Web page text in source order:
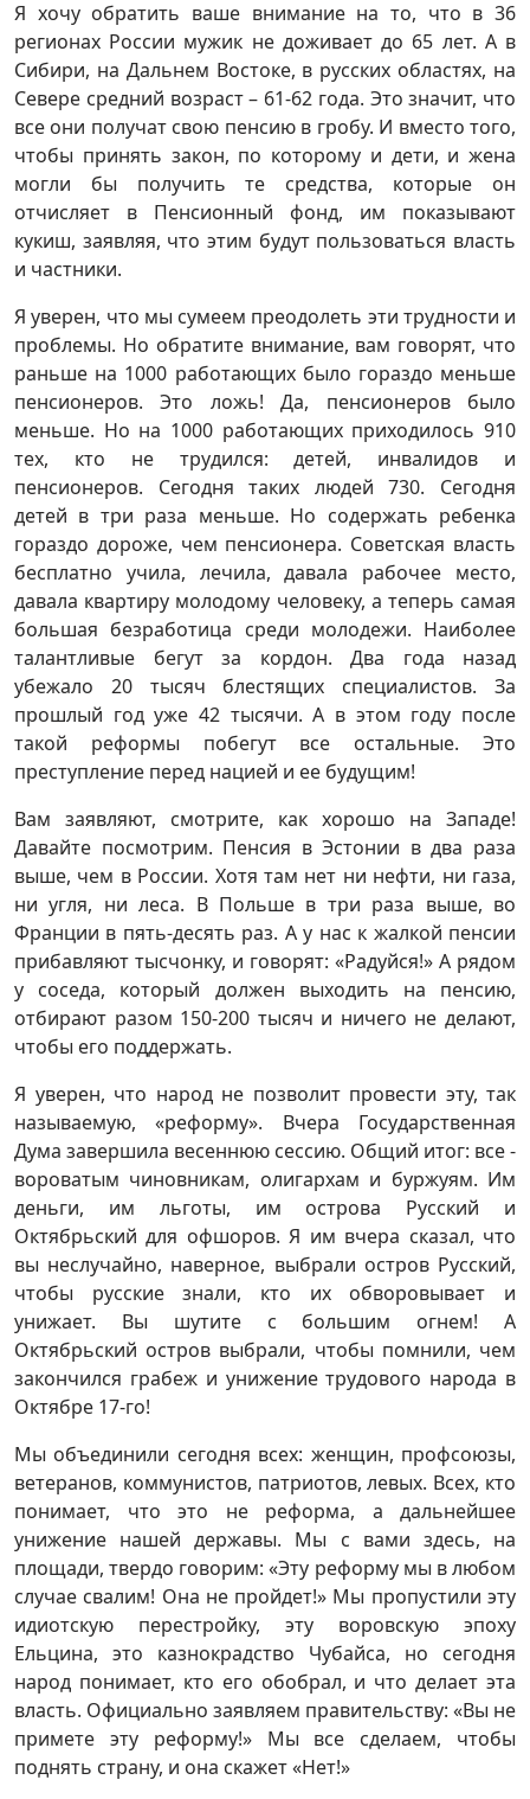
Я хочу обратить ваше внимание на то, что в 36
регионах России мужик не доживает до 65 лет. А в
Сибири, на Дальнем Востоке, в русских областях, на
Севере средний возраст – 61-62 года. Это значит, что
все они получат свою пенсию в гробу. И вместо того,
чтобы принять закон, по которому и дети, и жена
могли бы получить те средства, которые он
отчисляет в Пенсионный фонд, им показывают
кукиш, заявляя, что этим будут пользоваться власть
и частники.
Я уверен, что мы сумеем преодолеть эти трудности и
проблемы. Но обратите внимание, вам говорят, что
раньше на 1000 работающих было гораздо меньше
пенсионеров. Это ложь! Да, пенсионеров было
меньше. Но на 1000 работающих приходилось 910
тех, кто не трудился: детей, инвалидов и
пенсионеров. Сегодня таких людей 730. Сегодня
детей в три раза меньше. Но содержать ребенка
гораздо дороже, чем пенсионера. Советская власть
бесплатно учила, лечила, давала рабочее место,
давала квартиру молодому человеку, а теперь самая
большая безработица среди молодежи. Наиболее
талантливые бегут за кордон. Два года назад
убежало 20 тысяч блестящих специалистов. За
прошлый год уже 42 тысячи. А в этом году после
такой реформы побегут все остальные. Это
преступление перед нацией и ее будущим!
Вам заявляют, смотрите, как хорошо на Западе!
Давайте посмотрим. Пенсия в Эстонии в два раза
выше, чем в России. Хотя там нет ни нефти, ни газа,
ни угля, ни леса. В Польше в три раза выше, во
Франции в пять-десять раз. А у нас к жалкой пенсии
прибавляют тысчонку, и говорят: «Радуйся!» А рядом
у соседа, который должен выходить на пенсию,
отбирают разом 150-200 тысяч и ничего не делают,
чтобы его поддержать.
Я уверен, что народ не позволит провести эту, так
называемую, «реформу». Вчера Государственная
Дума завершила весеннюю сессию. Общий итог: все -
вороватым чиновникам, олигархам и буржуям. Им
деньги, им льготы, им острова Русский и
Октябрьский для офшоров. Я им вчера сказал, что
вы неслучайно, наверное, выбрали остров Русский,
чтобы русские знали, кто их обворовывает и
унижает. Вы шутите с большим огнем! А
Октябрьский остров выбрали, чтобы помнили, чем
закончился грабеж и унижение трудового народа в
Октябре 17-го!
Мы объединили сегодня всех: женщин, профсоюзы,
ветеранов, коммунистов, патриотов, левых. Всех, кто
понимает, что это не реформа, а дальнейшее
унижение нашей державы. Мы с вами здесь, на
площади, твердо говорим: «Эту реформу мы в любом
случае свалим! Она не пройдет!» Мы пропустили эту
идиотскую перестройку, эту воровскую эпоху
Ельцина, это казнокрадство Чубайса, но сегодня
народ понимает, кто его обобрал, и что делает эта
власть. Официально заявляем правительству: «Вы не
примете эту реформу!» Мы все сделаем, чтобы
поднять страну, и она скажет «Нет!»